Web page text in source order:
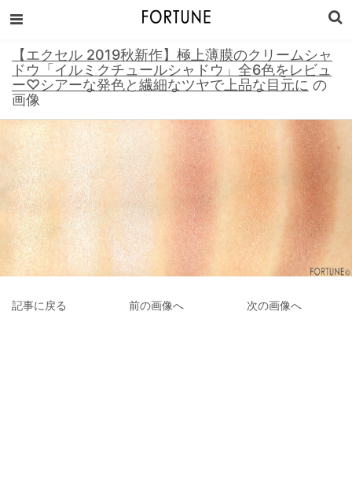
【エクセル 2019秋新作】極上薄膜のクリームシャ
ドウ「イルミクチュールシャドウ」全6色をレビュ
ー♡シアーな発色と繊細なツヤで上品な目元に の
画像
記事に戻る 前の画像へ 次の画像へ